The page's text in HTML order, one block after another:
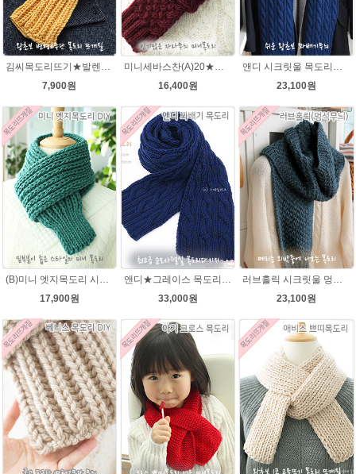
김씨목도리뜨기★발렌타인울 목도리뜨기 뜨개질 털실
7,900원
미니세바스찬(A)20★시크릿울 목도리뜨기 뜨개질
16,400원
앤디 시크릿울 목도리뜨기 패키지
23,100원
(B)미니 엣지목도리 시크릿울(유료강좌) 목도리뜨개질
17,900원
앤디★그레이스 목도리뜨기 뜨개실 뜨개질
33,000원
러브홀릭 시크릿울 멍석뜨기 목도리 뜨개질패키지
23,100원